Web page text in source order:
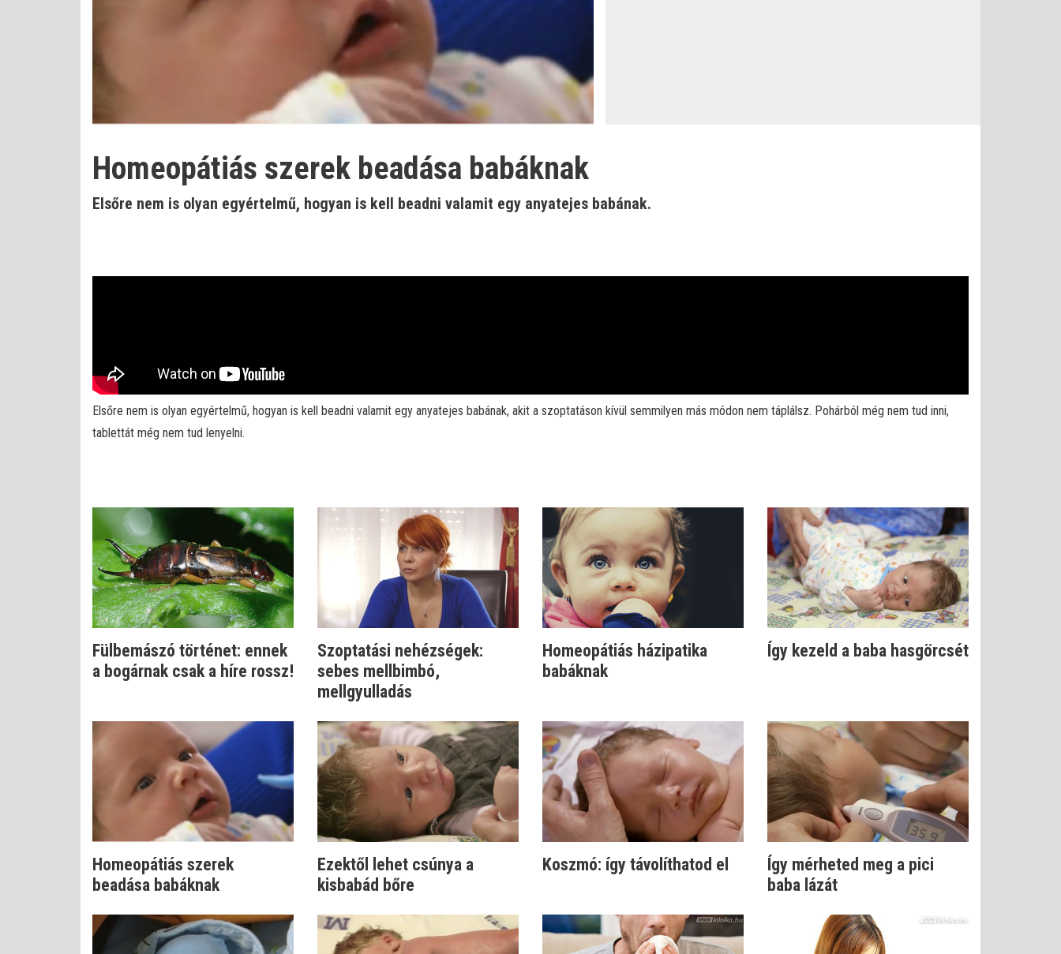
Homeopátiás szerek beadása babáknak
Elsőre nem is olyan egyértelmű, hogyan is kell beadni valamit egy anyatejes babának.
Elsőre nem is olyan egyértelmű, hogyan is kell beadni valamit egy anyatejes babának, akit a szoptatáson kívül semmilyen más módon nem táplálsz. Pohárból még nem tud inni,
tablettát még nem tud lenyelni.
Fülbemászó történet: ennek
a bogárnak csak a híre rossz!
Szoptatási nehézségek:
sebes mellbimbó,
mellgyulladás
Homeopátiás házipatika
babáknak
Így kezeld a baba hasgörcsét
Homeopátiás szerek
beadása babáknak
Ezektől lehet csúnya a
kisbabád bőre
Koszmó: így távolíthatod el
Így mérheted meg a pici
baba lázát